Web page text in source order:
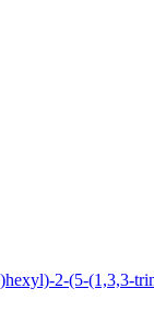
2-(5-(1,3,3-